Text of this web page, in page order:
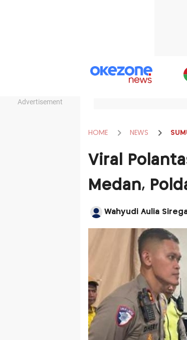
Advertisement
HOME NEWS
Viral
Medan,
Wahyudi Aulia